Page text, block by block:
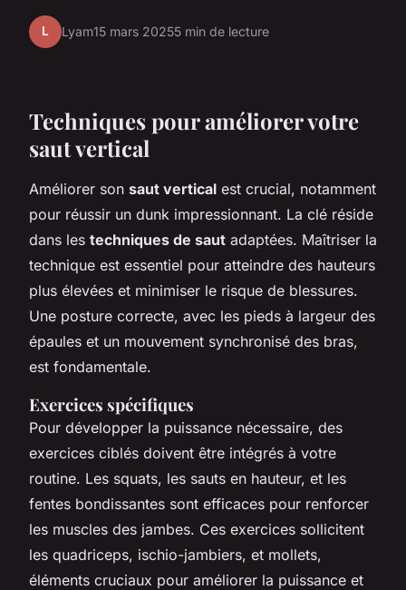
L Lyam15 mars 20255 min de lecture
Techniques pour améliorer votre
saut vertical
Améliorer son saut vertical est crucial, notamment
pour réussir un dunk impressionnant. La clé réside
dans les techniques de saut adaptées. Maîtriser la
technique est essentiel pour atteindre des hauteurs
plus élevées et minimiser le risque de blessures.
Une posture correcte, avec les pieds à largeur des
épaules et un mouvement synchronisé des bras,
est fondamentale.
Exercices spécifiques
Pour développer la puissance nécessaire, des
exercices ciblés doivent être intégrés à votre
routine. Les squats, les sauts en hauteur, et les
fentes bondissantes sont efficaces pour renforcer
les muscles des jambes. Ces exercices sollicitent
les quadriceps, ischio-jambiers, et mollets,
éléments cruciaux pour améliorer la puissance et